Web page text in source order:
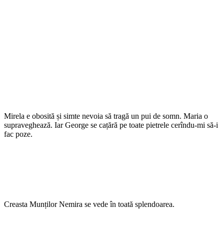
Mirela e obosită și simte nevoia să tragă un pui de somn. Maria o
supraveghează. Iar George se cațără pe toate pietrele cerîndu-mi să-i
fac poze.
Creasta Munților Nemira se vede în toată splendoarea.